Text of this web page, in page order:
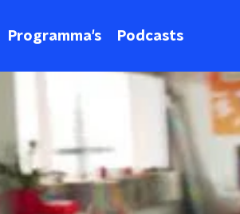
Programma's Podcasts